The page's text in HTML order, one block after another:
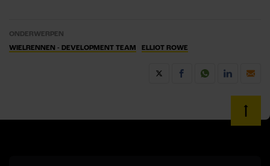
ONDERWERPEN
WIELRENNEN - DEVELOPMENT TEAM
ELLIOT ROWE